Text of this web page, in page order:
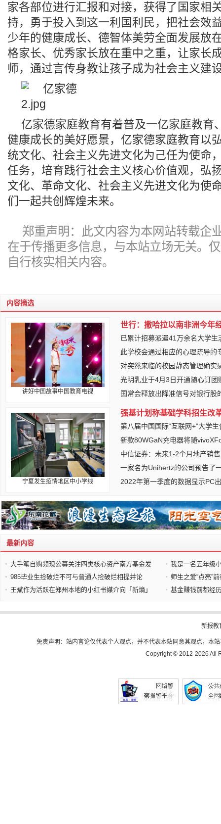
家各部位进行汇报和对接，获得了国家相
持，勇于投入到这一利国利民，把社会效
少年的健康成长、德智体美劳全面发展放
格家长、优秀家长放在重中之重，让家长
师，通过言传身教让孩子成为社会主义建
亿家德家庭教育有着普及一亿家庭教育
健康成长的美好愿景，亿家德家庭教育以
统文化、社会主义先进文化为己任为使命
任务，培育践行社会主义核心价值观，弘
文化、革命文化、社会主义先进文化为使
们一起共创辉煌未来。
郑重声明：此文内容为本网站转载企
在于传播更多信息，与本站立场无关。
自行核实相关内容。
内容摘选
讲好中国故事中国教育电视
宁夏发生疫情地区中小学线
世行：撒哈拉以南非洲今年
已累计招募派遣41万余名大学生
此学校会通过相应的心理疏导的
对突然来临的校园静态管理确实
光明乳业于4月3日开通随心订团
国常会释放出降准信号对银行股
强基计划称基础学科招生改
第八届中国国际“互联网+”大学
新款80WGaN充电器将随
中信证券：未来1-2个月地产销
一家名为Unihertz的公司预告了
2022年第一季度的数据显示PC
最新内容
大手笔自购频现公募关注四类核心资产南方基金发
我是一名五年级
985毕业生捡破烂不可与普通人捡破烂相提并论
师生之爱“点亮”
王斌作为活跃在郑州本地的小红书媒介向「新熵」
基金赚钱前都经
新报教
免责声明：站内言论仅代表个人观点，并不代表本站同意其观点，本
Copyright © 2012-2026 All